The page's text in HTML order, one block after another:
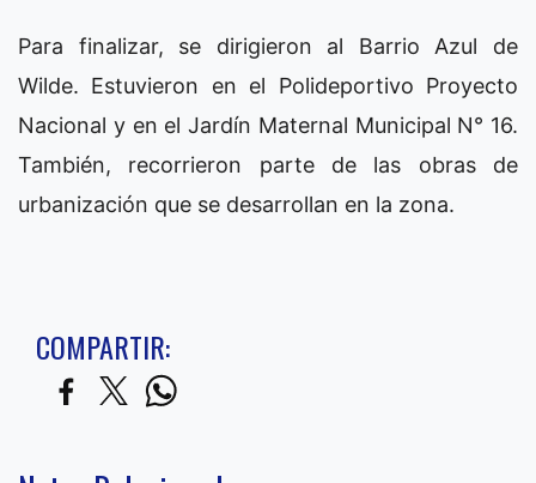
Para finalizar, se dirigieron al Barrio Azul de
Wilde. Estuvieron en el Polideportivo Proyecto
Nacional y en el Jardín Maternal Municipal N° 16.
También, recorrieron parte de las obras de
urbanización que se desarrollan en la zona.
COMPARTIR: